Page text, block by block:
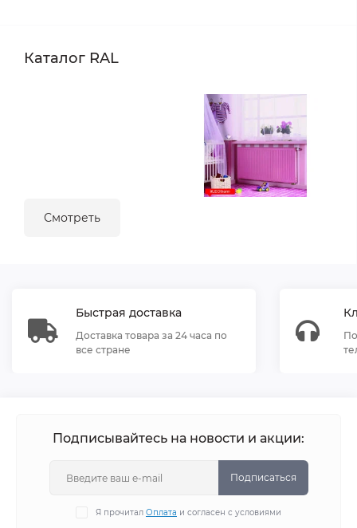
Каталог RAL
Смотреть
Быстрая доставка
Доставка товара за 24 часа по
все стране
Подписывайтесь на новости и акции:
Подписаться
Я прочитал Оплата и согласен с условиями